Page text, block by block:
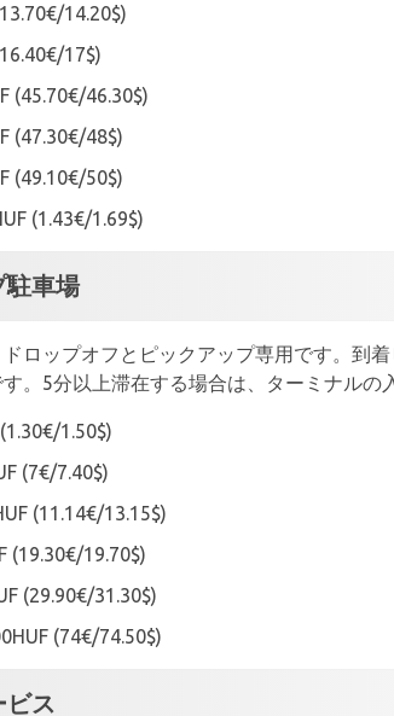
14.20$)
17$)
(45.70€/46.30$)
(47.30€/48$)
(49.10€/50$)
(1.43€/1.69$)
駐車場
ロップオフとピックアップ専用です。到
。5分以上滞在する場合は、ターミナルの
1.50$)
(7€/7.40$)
(11.14€/13.15$)
(19.30€/19.70$)
(29.90€/31.30$)
(74€/74.50$)
ス